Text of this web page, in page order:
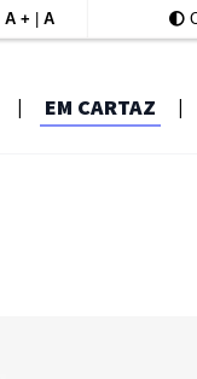
A + | A
| EM CARTAZ |